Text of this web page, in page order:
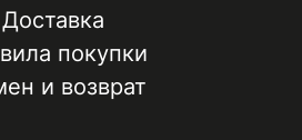
Доставка
покупки
и возврат